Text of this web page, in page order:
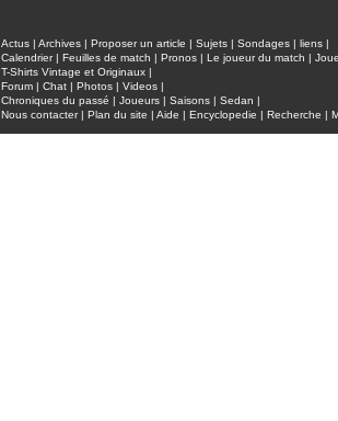
Actus | Archives | Proposer un article | Sujets | Sondages | liens |
Calendrier| Feuilles de match | Pronos | Le joueur du match |
T-Shirts Vintage et Originaux |
Forum | Chat | Photos | Videos |
Chroniques du passé | Joueurs | Saisons | Sedan |
Nous contacter| Plan du site | Aide | Encyclopedie | Recherche |